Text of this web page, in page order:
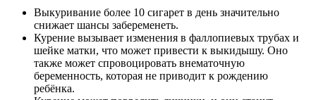
Выкуривание более 10 сигарет в день значительно
снижает шансы забеременеть.
Курение вызывает изменения в фаллопиевых трубах и
шейке матки, что может привести к выкидышу. Оно
также может спровоцировать внематочную
беременность, которая не приводит к рождению
ребёнка.